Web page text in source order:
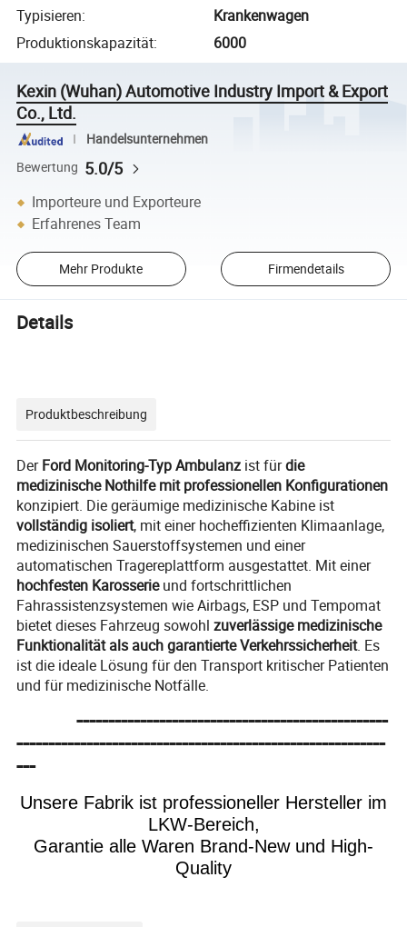
Typisieren:
Krankenwagen
Produktionskapazität: 6000
Kexin (Wuhan) Automotive Industry Import & Export
Co., Ltd.
Handelsunternehmen
Bewertung 5.0/5
Importeure und Exporteure
Erfahrenes Team
Mehr Produkte Firmendetails
Details
Produktbeschreibung
DerFord Monitoring-Typ Ambulanz ist fürdie
medizinische Nothilfe mit professionellen Konfigurationen
konzipiert. Die geräumige medizinische Kabine ist
vollständig isoliert, mit einer hocheffizienten Klimaanlage,
medizinischen Sauerstoffsystemen und einer
automatischen Tragereplattform ausgestattet. Mit einer
hochfesten Karosserieund fortschrittlichen
Fahrassistenzsystemen wie Airbags, ESP und Tempomat
bietet dieses Fahrzeug sowohl zuverlässige medizinische
Funktionalität als auch garantierte Verkehrssicherheit. Es
ist die ideale Lösung für den Transport kritischer Patienten
und für medizinische Notfälle.
-------------------------------------------------
----------------------------------------------------------
---
Unsere Fabrik ist professioneller Hersteller im
LKW-Bereich,
Garantie alle Waren Brand-New und High-
Quality